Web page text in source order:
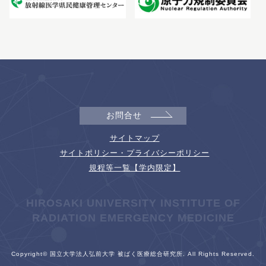
お問合せ
サイトマップ
サイトポリシー・プライバシーポリシー
規程等一覧【学内限定】
HIROSAKI UNIVERSITY INSTITUTE OF
RADIATION EMERGENCY MEDICINE
Copyright© 国立大学法人弘前大学 被ばく医療総合研究所. All Rights Reserved.